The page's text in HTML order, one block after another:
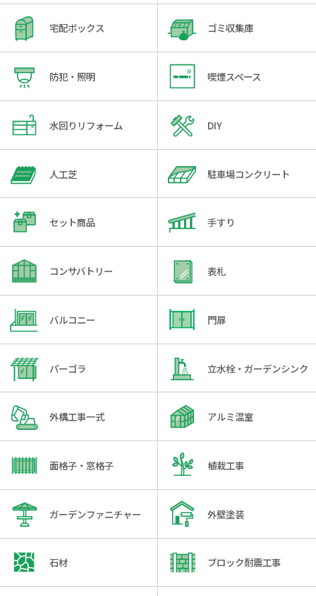
宅配ボックス ゴミ収集庫
防犯・照明 喫煙スペース
水回りリフォーム DIY
人工芝 駐車場コンクリート
セット商品 手すり
コンサバトリー 表札
バルコニー 門扉
パーゴラ 立水栓・ガーデンシンク
外構工事一式 アルミ温室
面格子・窓格子 植栽工事
ガーデンファニチャー 外壁塗装
石材 ブロック耐震工事